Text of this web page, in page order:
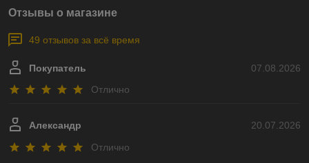
Отзывы о магазине
49 отзывов за всё время
07.08.2026
Покупатель
Отлично
20.07.2026
Александр
Отлично